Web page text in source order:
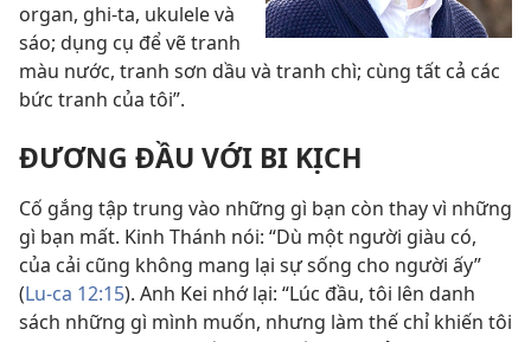
organ, ghi-ta, ukulele và
sáo; dụng cụ để vẽ tranh
màu nước, tranh sơn dầu và tranh chì; cùng tất cả các
bức tranh của tôi”.
ĐƯƠNG ĐẦU VỚI BI KỊCH
Cố gắng tập trung vào những gì bạn còn thay vì những
gì bạn mất. Kinh Thánh nói: “Dù một người giàu có,
của cải cũng không mang lại sự sống cho người ấy”
(Lu-ca 12:15). Anh Kei nhớ lại: “Lúc đầu, tôi lên danh
sách những gì mình muốn, nhưng làm thế chỉ khiến tôi